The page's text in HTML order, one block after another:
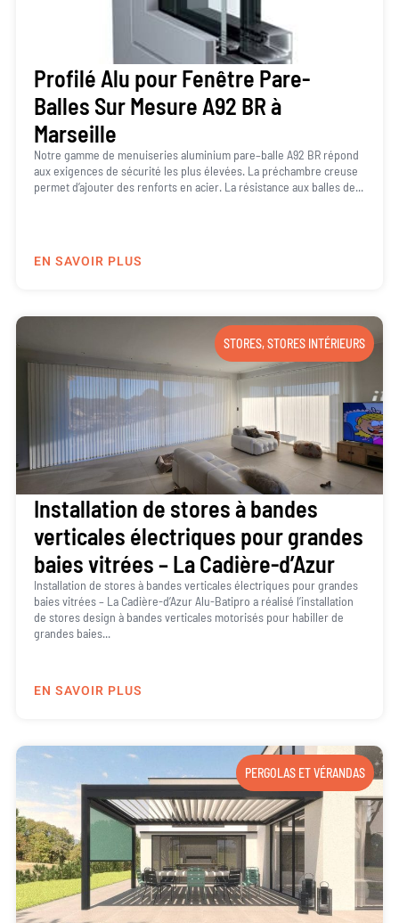
Profilé Alu pour Fenêtre Pare-
Balles Sur Mesure A92 BR à
Marseille
Notre gamme de menuiseries aluminium pare–balle A92 BR répond
aux exigences de sécurité les plus élevées. La préchambre creuse
permet d’ajouter des renforts en acier. La résistance aux balles de...
EN SAVOIR PLUS
STORES,STORES INTÉRIEURS
Installation de stores à bandes
verticales électriques pour grandes
baies vitrées – La Cadière-d’Azur
Installation de stores à bandes verticales électriques pour grandes
baies vitrées – La Cadière-d’Azur Alu-Batipro a réalisé l’installation
de stores design à bandes verticales motorisés pour habiller de
grandes baies...
EN SAVOIR PLUS
PERGOLAS ET VÉRANDAS